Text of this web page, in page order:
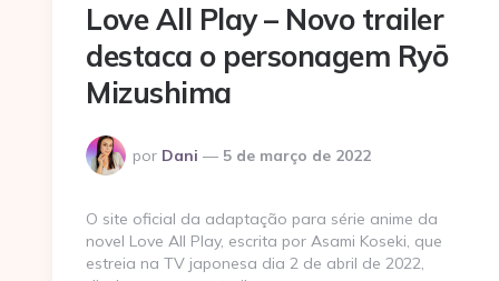
Love All Play – Novo trailer
destaca o personagem Ryō
Mizushima
Postado
por
por Dani 5 de março de 2022
O site oficial da adaptação para série anime da
novel Love All Play, escrita por Asami Koseki, que
estreia na TV japonesa dia 2 de abril de 2022,